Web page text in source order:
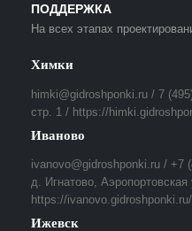
ПОДДЕРЖКА
На всех этапах
Химки
himki@gidroshponki.ru / 7
стр. 1 / https://
Иваново
ivanovo@gidroshponki.ru / +7
д. Игнатово,
https://ivanovo.gidroshponki.ru/
Ижевск